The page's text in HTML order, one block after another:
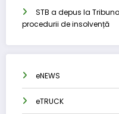
STB a depus la
procedurii de insolvență
eNEWS
eTRUCK